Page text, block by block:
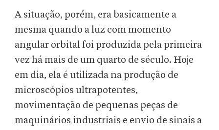
A situação, porém, era basicamente a
mesma quando a luz com momento
angular orbital foi produzida pela primeira
vez há mais de um quarto de século. Hoje
em dia, ela é utilizada na produção de
microscópios ultrapotentes,
movimentação de pequenas peças de
maquinários industriais e envio de sinais a